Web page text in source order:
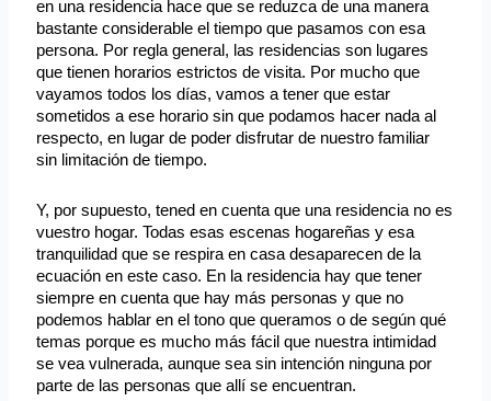
en una residencia hace que se reduzca de una manera
bastante considerable el tiempo que pasamos con esa
persona. Por regla general, las residencias son lugares
que tienen horarios estrictos de visita. Por mucho que
vayamos todos los días, vamos a tener que estar
sometidos a ese horario sin que podamos hacer nada al
respecto, en lugar de poder disfrutar de nuestro familiar
sin limitación de tiempo.
Y, por supuesto, tened en cuenta que una residencia no es
vuestro hogar. Todas esas escenas hogareñas y esa
tranquilidad que se respira en casa desaparecen de la
ecuación en este caso. En la residencia hay que tener
siempre en cuenta que hay más personas y que no
podemos hablar en el tono que queramos o de según qué
temas porque es mucho más fácil que nuestra intimidad
se vea vulnerada, aunque sea sin intención ninguna por
parte de las personas que allí se encuentran.